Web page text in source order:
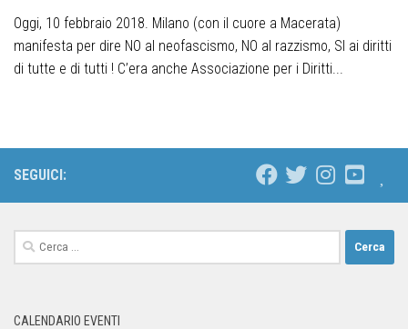
Oggi, 10 febbraio 2018. Milano (con il cuore a Macerata)
manifesta per dire NO al neofascismo, NO al razzismo, SI ai diritti
di tutte e di tutti ! C’era anche Associazione per i Diritti...
SEGUICI:
CALENDARIO EVENTI